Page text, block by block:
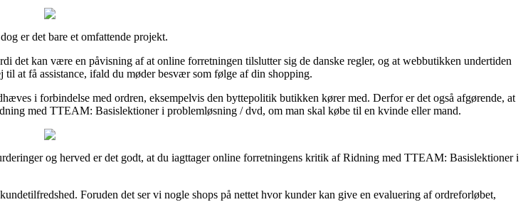
er det bare et omfattende projekt.
det kan være en påvisning af at online forretningen tilslutter sig de danske regler, og at webbutikken undertiden
til at få assistance, ifald du møder besvær som følge af din shopping.
i forbindelse med ordren, eksempelvis den byttepolitik butikken kører med. Derfor er det også afgørende, at
med TTEAM: Basislektioner i problemløsning / dvd, om man skal købe til en kvinde eller mand.
og herved er det godt, at du iagttager online forretningens kritik af Ridning med TTEAM: Basislektioner i
Foruden det ser vi nogle shops på nettet hvor kunder kan give en evaluering af ordreforløbet,